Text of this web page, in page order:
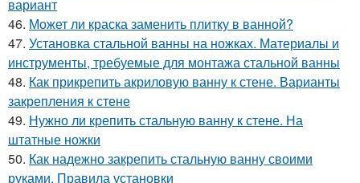
вариант
46. Может ли краска заменить плитку в ванной?
47. Установка стальной ванны на ножках. Материалы и
инструменты, требуемые для монтажа стальной ванны
48. Как прикрепить акриловую ванну к стене. Варианты
закрепления к стене
49. Нужно ли крепить стальную ванну к стене. На
штатные ножки
50. Как надежно закрепить стальную ванну своими
руками. Правила установки